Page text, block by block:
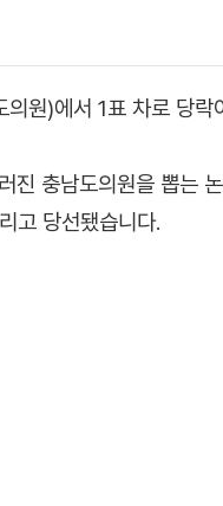
원)에서 1표 차로 당락
진 충남도의원을 뽑는
고 당선됐습니다.